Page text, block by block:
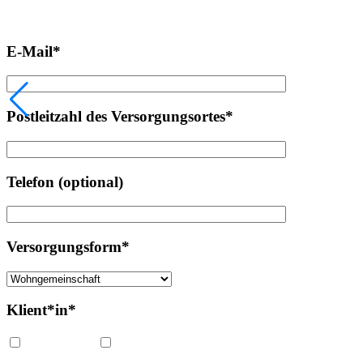
E-Mail*
Postleitzahl des Versorgungsortes*
Telefon (optional)
Versorgungsform*
Klient*in*